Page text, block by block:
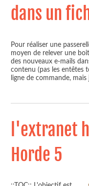
dans un
Pour réaliser une
moyen de relever une
des nouveaux e-mails
contenu (pas les entêtes
ligne de commande,
l'extranet
Horde 5